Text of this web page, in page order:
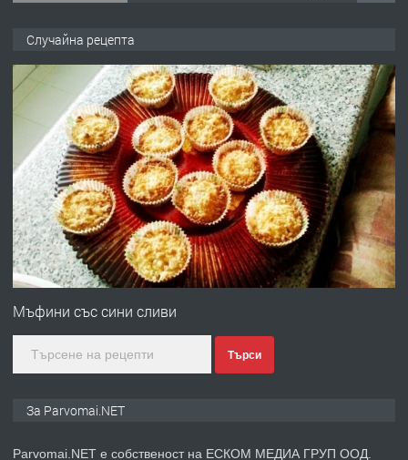
преди 1 година
ПРЕДЛАГА Работа за общи работници
преди 1 година
ПРЕДЛАГА
Първи поход "По стъпките на Ангел
Случайна рецепта
Мъфини със сини сливи
Търси
За Parvomai.NET
Parvomai.NET е собственост на ЕСКОМ МЕДИА ГРУП ООД.